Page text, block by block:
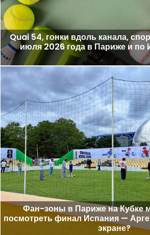
Quai 54, гонки вдоль канала,
июля 2026 года в Париже и
Фан-зоны в Париже на Кубке
посмотреть финал Испания —
экране?